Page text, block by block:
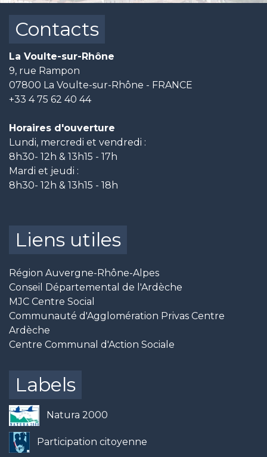
Contacts
La Voulte-sur-Rhône
9, rue Rampon
07800 La Voulte-sur-Rhône - FRANCE
+33 4 75 62 40 44
Horaires d'ouverture
Lundi, mercredi et vendredi :
8h30- 12h & 13h15 - 17h
Mardi et jeudi :
8h30- 12h & 13h15 - 18h
Liens utiles
Région Auvergne-Rhône-Alpes
Conseil Départemental de l'Ardèche
MJC Centre Social
Communauté d'Agglomération Privas Centre
Ardèche
Centre Communal d'Action Sociale
Labels
Natura 2000
Participation citoyenne